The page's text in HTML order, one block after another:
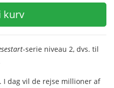
kurv
-serie niveau 2, dvs. til
I dag vil de rejse millioner af